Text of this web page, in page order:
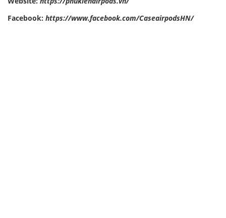
Facebook: https://www.facebook.com/CaseairpodsHN/